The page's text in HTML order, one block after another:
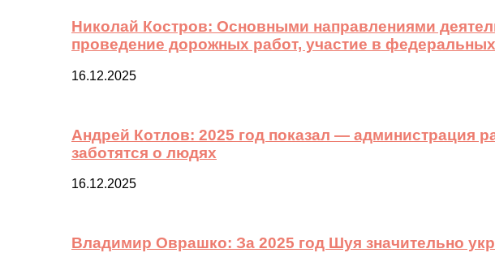
Николай Костров: Основными направлениями
проведение дорожных работ, участие в
16.12.2025
Андрей Котлов: 2025 год показал — администрация
заботятся о людях
16.12.2025
Владимир Оврашко: За 2025 год Шуя значительно